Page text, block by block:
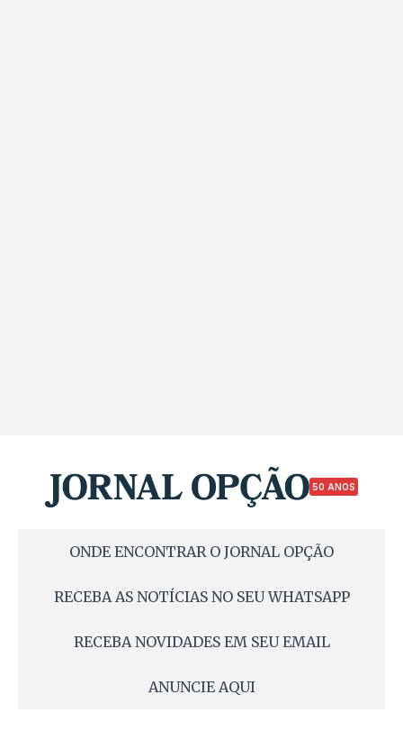
50 ANOS
ONDE ENCONTRAR O JORNAL OPÇÃO
RECEBA AS NOTÍCIAS NO SEU WHATSAPP
RECEBA NOVIDADES EM SEU EMAIL
ANUNCIE AQUI